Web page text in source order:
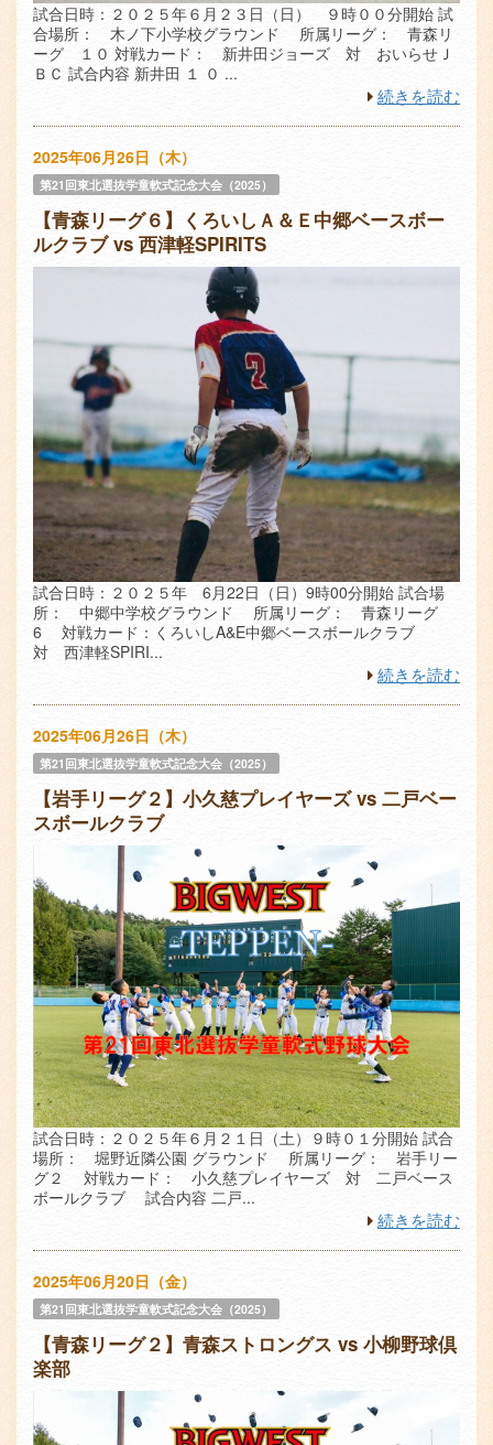
試合日時：２０２５年６月２３日（日） ９時００分開始 試
合場所： 木ノ下小学校グラウンド 所属リーグ： 青森リ
ーグ １０ 対戦カード： 新井田ジョーズ 対 おいらせＪ
ＢＣ 試合内容 新井田 １ ０ ...
続きを読む
2025年06月26日（木）
第21回東北選抜学童軟式記念大会（2025）
【青森リーグ６】くろいしＡ＆Ｅ中郷ベースボー
ルクラブ vs 西津軽SPIRITS
試合日時：２０２５年 6月22日（日）9時00分開始 試合場
所： 中郷中学校グラウンド 所属リーグ： 青森リーグ
6 対戦カード：くろいしA&E中郷ベースボールクラブ
対 西津軽SPIRI...
続きを読む
2025年06月26日（木）
第21回東北選抜学童軟式記念大会（2025）
【岩手リーグ２】小久慈プレイヤーズ vs 二戸ベー
スボールクラブ
試合日時：２０２５年６月２１日（土）９時０１分開始 試合
場所： 堀野近隣公園 グラウンド 所属リーグ： 岩手リー
グ２ 対戦カード： 小久慈プレイヤーズ 対 二戸ベース
ボールクラブ 試合内容 二戸...
続きを読む
2025年06月20日（金）
第21回東北選抜学童軟式記念大会（2025）
【青森リーグ２】青森ストロングス vs 小柳野球倶
楽部